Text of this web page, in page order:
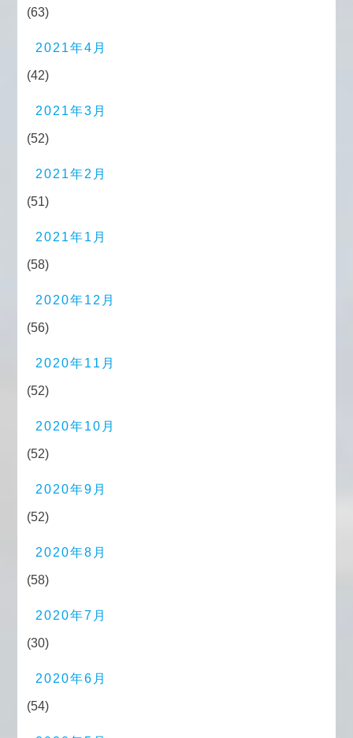
(63)
2021年4月
(42)
2021年3月
(52)
2021年2月
(51)
2021年1月
(58)
2020年12月
(56)
2020年11月
(52)
2020年10月
(52)
2020年9月
(52)
2020年8月
(58)
2020年7月
(30)
2020年6月
(54)